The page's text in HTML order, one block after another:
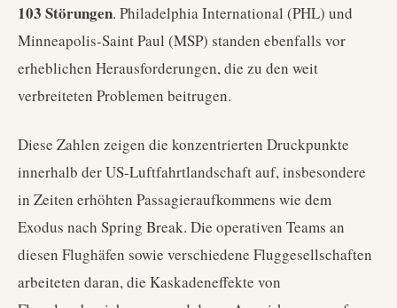
103 Störungen. Philadelphia International (PHL) und
Minneapolis-Saint Paul (MSP) standen ebenfalls vor
erheblichen Herausforderungen, die zu den weit
verbreiteten Problemen beitrugen.
Diese Zahlen zeigen die konzentrierten Druckpunkte
innerhalb der US-Luftfahrtlandschaft auf, insbesondere
in Zeiten erhöhten Passagieraufkommens wie dem
Exodus nach Spring Break. Die operativen Teams an
diesen Flughäfen sowie verschiedene Fluggesellschaften
arbeiteten daran, die Kaskadeneffekte von